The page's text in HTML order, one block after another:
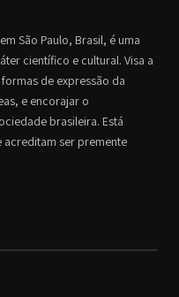
São Paulo, Brasil, é uma
científico e cultural. Visa a
de expressão da
e encorajar o
brasileira. Está
ser premente